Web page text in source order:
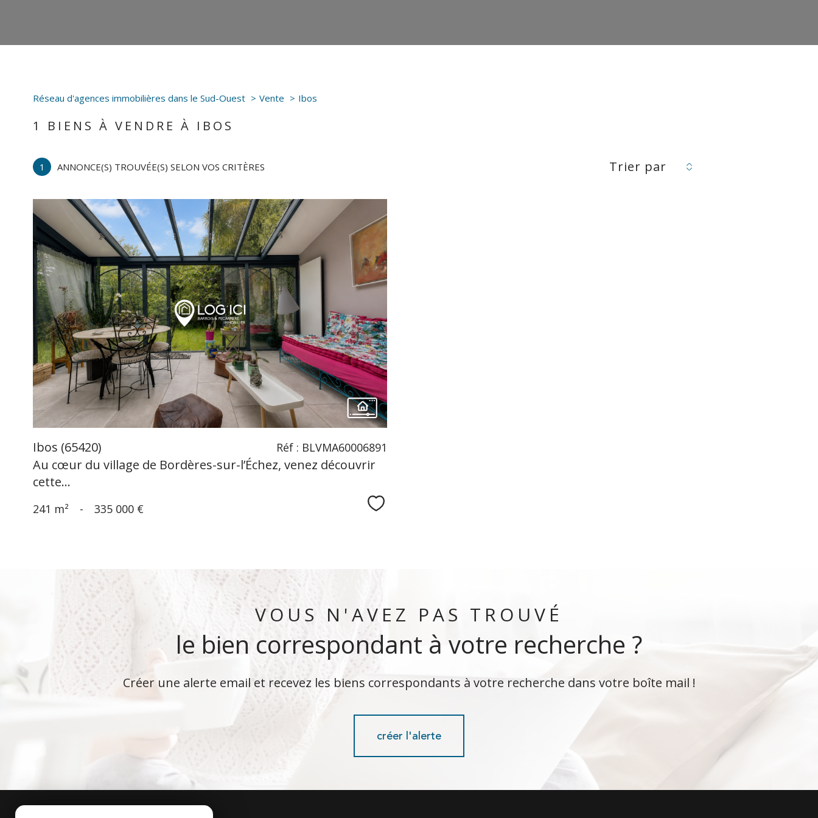
Réseau d'agences immobilières dans le Sud-Ouest Vente Ibos
1 BIENS À VENDRE À IBOS
1 ANNONCE(S) TROUVÉE(S) SELON VOS CRITÈRES Trier par
voir le
bien
Ibos (65420)
Au cœur du village de Bordères-sur-l’Échez, venez découvrir
cette...
Réf : BLVMA60006891
241 m² - 335 000 € Sélectionner
VOUS N'AVEZ PAS TROUVÉ
le bien correspondant à votre recherche ?
Créer une alerte email et recevez les biens correspondants à votre recherche dans votre boîte mail !
créer l'alerte